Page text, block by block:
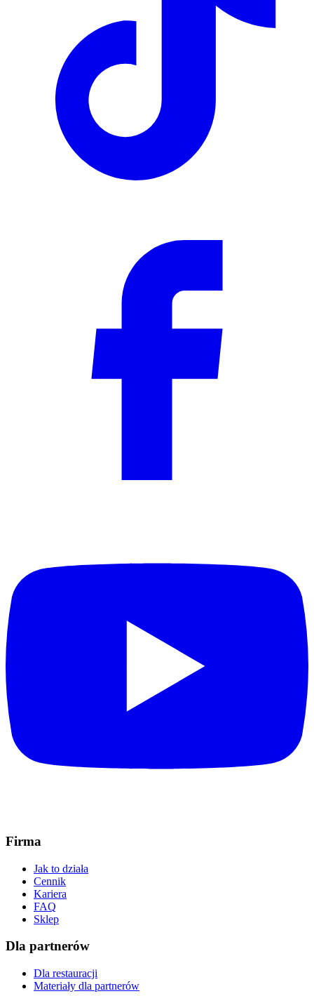
Firma
Jak to działa
Cennik
Kariera
FAQ
Sklep
Dla partnerów
Dla restauracji
Materiały dla partnerów